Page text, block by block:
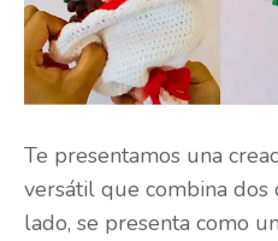
Te presentamos una
versátil que combina dos
lado, se presenta como